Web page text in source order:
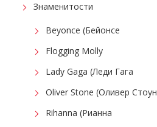
Знаменитости
Beyonce (Бейонсе
Flogging Molly
Lady Gaga (Леди Гага
Oliver Stone (Оливер Стоун
Rihanna (Рианна